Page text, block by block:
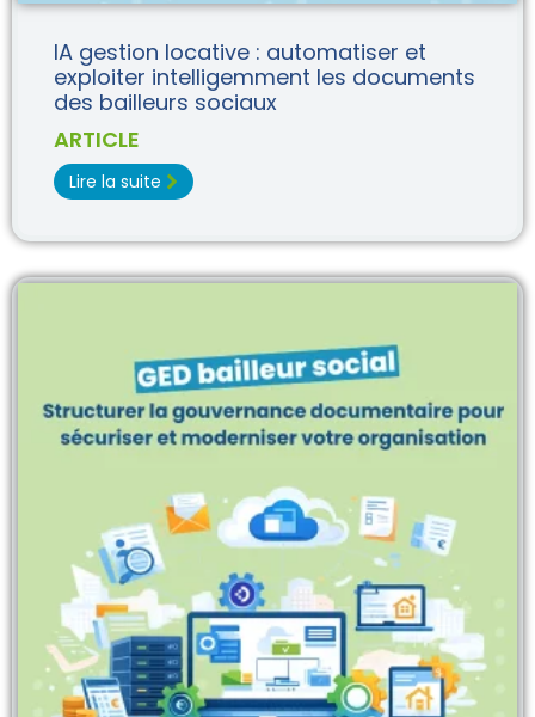
IA gestion locative : automatiser et
exploiter intelligemment les documents
des bailleurs sociaux
ARTICLE
Lire la suite